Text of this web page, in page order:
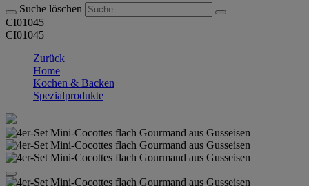
Suche löschen
CI01045
CI01045
Zurück
Home
Kochen & Backen
Spezialprodukte